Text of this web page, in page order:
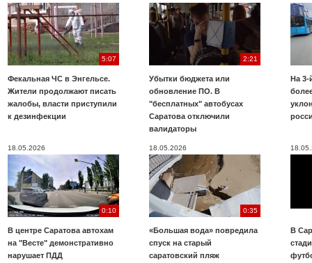
5:07
Фекальная ЧС в Энгельсе.
Жители продолжают писать
жалобы, власти приступили
к дезинфекции
2:21
Убытки бюджета или
обновление ПО. В
"бесплатных" автобусах
Саратова отключили
валидаторы
На 3-
18.05.2026
0:10
В центре Саратова автохам
на "Весте" демонстративно
нарушает ПДД
18.05.2026
0:35
«Большая вода» повредила
спуск на старый
саратовский пляж
В